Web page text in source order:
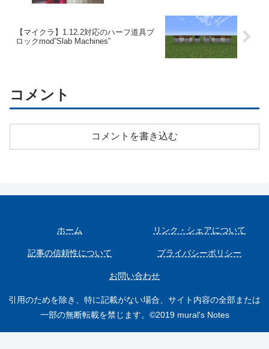
【マイクラ】1.12.2対応のハーフ道具ブ
ロックmod”Slab Machines”
コメント
コメントを書き込む
ホーム リンク・シェアについて
記事の信頼性について プライバシーポリシー
お問い合わせ
引用のためを除き、特に記載がない場合、サイト内容の全部または
一部の無断転載を禁じます。©2019 mural's Notes